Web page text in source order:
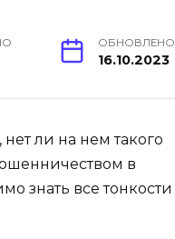
ОБНОВЛЕНО
16.10.2023
ли на нем такого
в
знать все тонкости